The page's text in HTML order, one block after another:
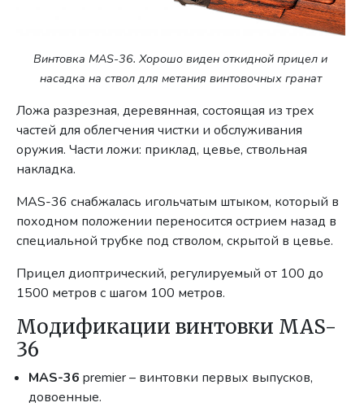
Винтовка MAS-36. Хорошо виден откидной прицел и
насадка на ствол для метания винтовочных гранат
Ложа разрезная, деревянная, состоящая из трех
частей для облегчения чистки и обслуживания
оружия. Части ложи: приклад, цевье, ствольная
накладка.
MAS-36 снабжалась игольчатым штыком, который в
походном положении переносится острием назад в
специальной трубке под стволом, скрытой в цевье.
Прицел диоптрический, регулируемый от 100 до
1500 метров с шагом 100 метров.
Модификации винтовки MAS-
36
MAS-36 premier – винтовки первых выпусков,
довоенные.